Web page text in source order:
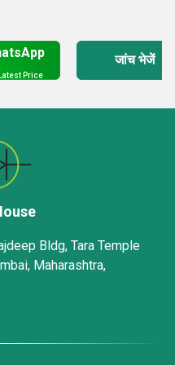
Price
जांच भेजें
Bldg, Tara Temple
Maharashtra,